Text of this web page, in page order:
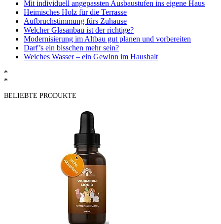
Mit individuell angepassten Ausbaustufen ins eigene Haus
Heimisches Holz für die Terrasse
Aufbruchstimmung fürs Zuhause
Welcher Glasanbau ist der richtige?
Modernisierung im Altbau gut planen und vorbereiten
Darf’s ein bisschen mehr sein?
Weiches Wasser – ein Gewinn im Haushalt
*
*
BELIEBTE PRODUKTE